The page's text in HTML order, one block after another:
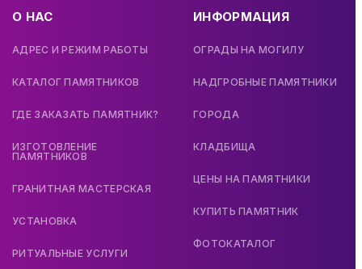
О НАС
АДРЕС И РЕЖИМ РАБОТЫ
КАТАЛОГ ПАМЯТНИКОВ
ГДЕ ЗАКАЗАТЬ ПАМЯТНИК?
ИЗГОТОВЛЕНИЕ
ПАМЯТНИКОВ
ГРАНИТНАЯ МАСТЕРСКАЯ
УСТАНОВКА
РИТУАЛЬНЫЕ УСЛУГИ
ИНФОРМАЦИЯ
ОГРАДЫ НА МОГИЛУ
НАДГРОБНЫЕ ПАМЯТНИКИ
ГОРОДА
КЛАДБИЩА
ЦЕНЫ НА ПАМЯТНИКИ
КУПИТЬ ПАМЯТНИК
ФОТОКАТАЛОГ